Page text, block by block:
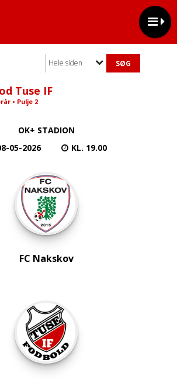
Hele siden
Tuse IF
• Pulje 2
OK+ STADION
05-2026
KL. 19.00
FC Nakskov